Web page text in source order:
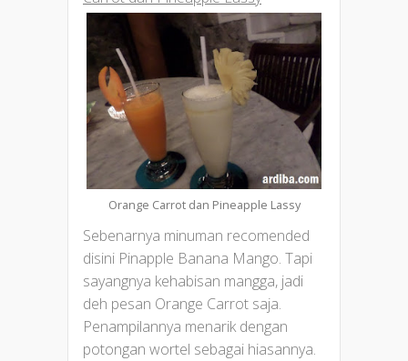
Orange Carrot dan Pineapple Lassy
Sebenarnya minuman recomended
disini Pinapple Banana Mango. Tapi
sayangnya kehabisan mangga, jadi
deh pesan Orange Carrot saja.
Penampilannya menarik dengan
potongan wortel sebagai hiasannya.